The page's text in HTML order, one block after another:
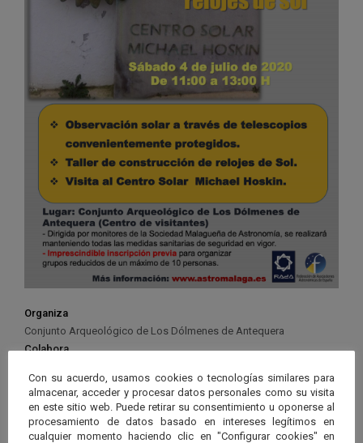
Organiza
Conjunto Arqueológico de Los Dólmenes de Antequera
Colabora
Inscripción
https://www.astromalaga.es/event/observacion-solar-y-taller-de-
relojes-de-sol/
Con su acuerdo, usamos cookies o tecnologías similares para
almacenar, acceder y procesar datos personales como su visita
en este sitio web. Puede retirar su consentimiento u oponerse al
procesamiento de datos basado en intereses legítimos en
cualquier momento haciendo clic en "Configurar cookies" en